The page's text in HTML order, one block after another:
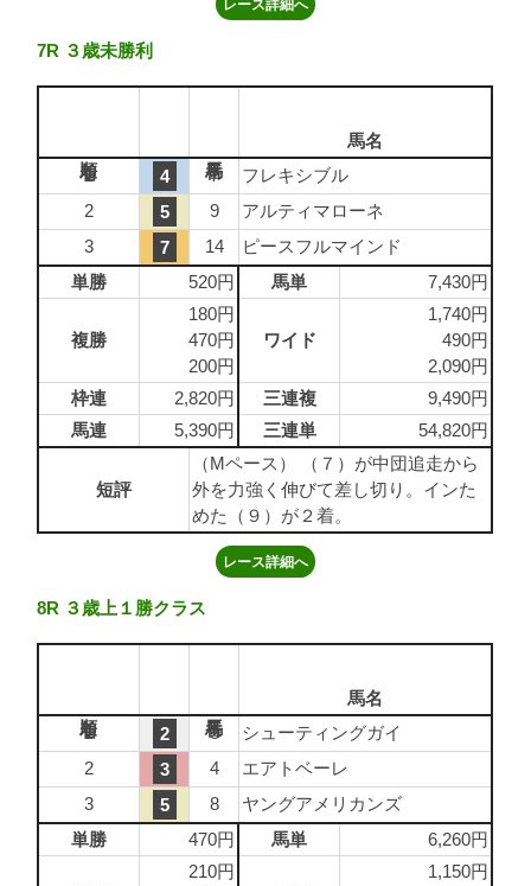
レース詳細へ
7R ３歳未勝利
馬名
1
4 7
フレキシブル
2
5 9
アルティマローネ
3
7 14
ピースフルマインド
単勝
520円 馬単 7,430円
複勝
180円
470円
200円
ワイド
1,740円
490円
2,090円
枠連
2,820円 三連複
9,490円
馬連
5,390円 三連単 54,820円
短評
（Mペース） （７）が中団追走から
外を力強く伸びて差し切り。インた
めた（９）が２着。
レース詳細へ
8R ３歳上１勝クラス
馬名
1
2 3
シューティングガイ
2
3 4
エアトベーレ
3
5 8
ヤングアメリカンズ
単勝
470円 馬単 6,260円
210円
1,150円